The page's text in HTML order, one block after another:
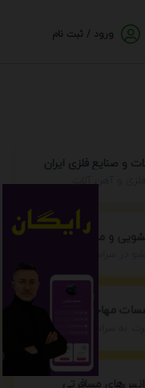
ورود / ثبت نام
و صنایع فلزی ایران
و آهن آلات
و مبل شویی
مهاجرتی ایران
به سراسر جهان
مسافرتی